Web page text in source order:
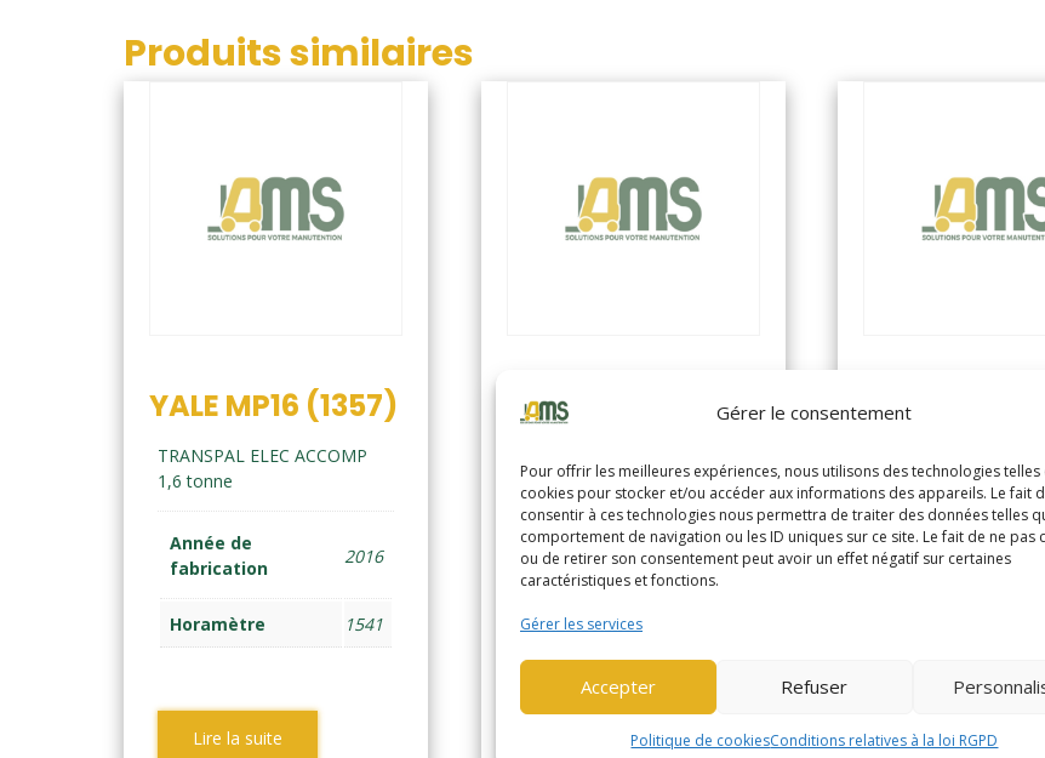
Gérer le consentement
Pour offrir les meilleures expériences, nous utilisons des technologies telles
cookies pour stocker et/ou accéder aux informations des appareils. Le fait
consentir à ces technologies nous permettra de traiter des données telles
comportement de navigation ou les ID uniques sur ce site. Le fait de ne pas
ou de retirer son consentement peut avoir un effet négatif sur certaines
caractéristiques et fonctions.
Gérer les services
Accepter Refuser
Politique de cookiesConditions relatives à la loi RGPD
Produits similaires
YALE MP16 (1357)
TRANSPAL ELEC ACCOMP
1,6 tonne
Année de
fabrication
2016
Horamètre 1541
Lire la suite
YALE MP16 (1225)
1,6 tonne Neuf
Année de
fabrication
2015
Horamètre
Lire la suite
YALE MP16
1,6 tonne
Année de
fabrication
Lire la suite